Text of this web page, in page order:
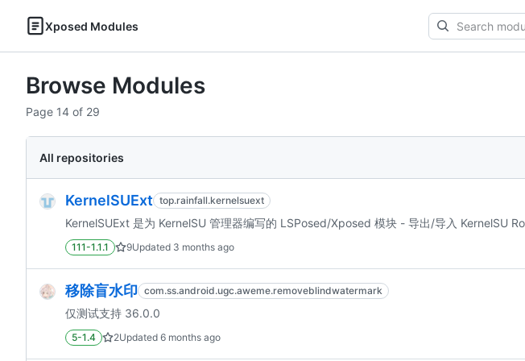
Xposed Modules
Search
modules
Browse Modules
Page 14 of 29
All repositories
KernelSUExt top.rainfall.kernelsuext
KernelSUExt 是为 KernelSU 管理器编写的 LSPosed/Xposed 模块 - 导出/导入 KernelSU
111-1.1.1 9Updated 3 months ago
移除盲水印 com.ss.android.ugc.aweme.removeblindwatermark
仅测试支持 36.0.0
5-1.4 2Updated 6 months ago